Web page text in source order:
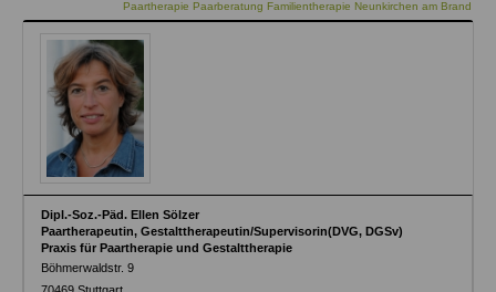
Paartherapie Paarberatung Familientherapie Neunkirchen am Brand
Dipl.-Soz.-Päd. Ellen Sölzer
Paartherapeutin, Gestalttherapeutin/Supervisorin(DVG, DGSv)
Praxis für Paartherapie und Gestalttherapie
Böhmerwaldstr. 9